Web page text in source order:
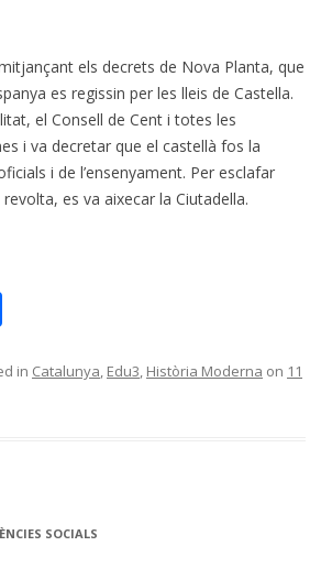
els decrets de Nova Planta, que
es regissin per les lleis de Castella.
el Consell de Cent i totes les
i va decretar que el castellà fos la
i de l’ensenyament. Per esclafar
es va aixecar la Ciutadella.
m
ix
in Catalunya, Edu3, Història Moderna on 11
SOCIALS